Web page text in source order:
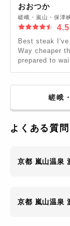
おおつか
嵯峨・嵐山・保津
4.5
Best steak
Way cheaper
prepared to
嵯峨
よくある質問
京都 嵐山温泉
京都 嵐山温泉